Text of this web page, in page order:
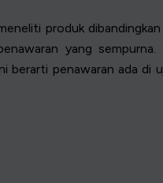
produk
yang
berarti penawaran ada di